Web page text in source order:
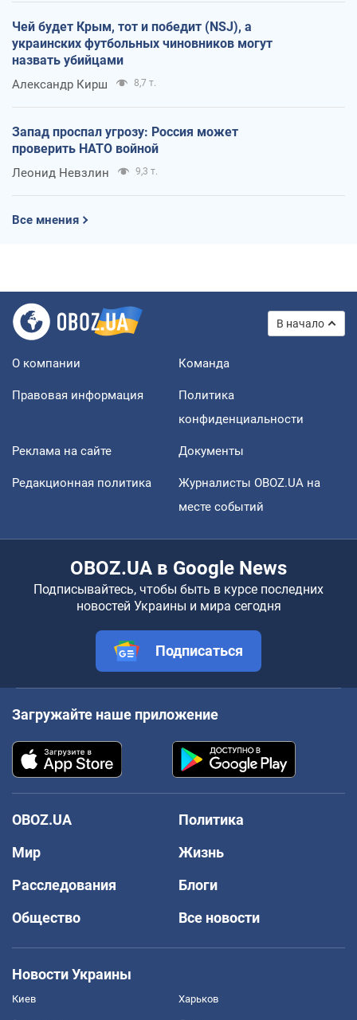
Чей будет Крым, тот и победит (NSJ), а
украинских футбольных чиновников могут
назвать убийцами
Александр Кирш 8,7 т.
Запад проспал угрозу: Россия может
проверить НАТО войной
Леонид Невзлин 9,3 т.
Все мнения
В начало
О компании Команда
Правовая информация
Политика
конфиденциальности
Реклама на сайте Документы
Редакционная политика
Журналисты OBOZ.UA на
месте событий
OBOZ.UA в Google News
Подписывайтесь, чтобы быть в курсе последних
новостей Украины и мира сегодня
Подписаться
Загружайте наше приложение
OBOZ.UA
Политика
Мир
Жизнь
Расследования
Блоги
Общество
Все новости
Новости Украины
Киев Харьков